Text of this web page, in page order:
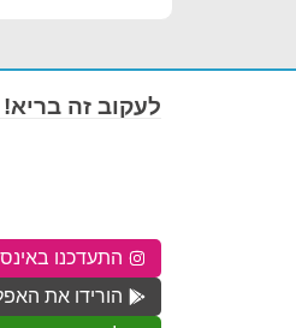
לעקוב זה בריא!
התעדכנו
הורידו את